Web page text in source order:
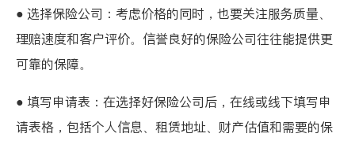
● 选择保险公司：考虑价格的同时，也要关注服务质量、
理赔速度和客户评价。信誉良好的保险公司往往能提供更
可靠的保障。
● 填写申请表：在选择好保险公司后，在线或线下填写申
请表格，包括个人信息、租赁地址、财产估值和需要的保